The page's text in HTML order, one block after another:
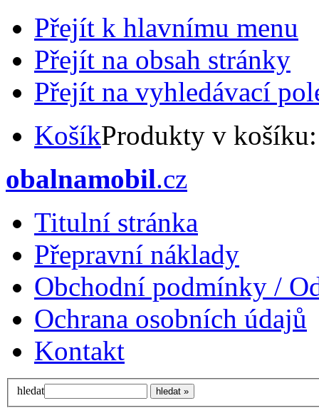
Přejít k hlavnímu menu
Přejít na obsah stránky
Přejít na vyhledávací
KošíkProdukty v
obalnamobil.cz
Titulní stránka
Přepravní náklady
Obchodní podmínky /
Ochrana osobních údajů
Kontakt
hledat